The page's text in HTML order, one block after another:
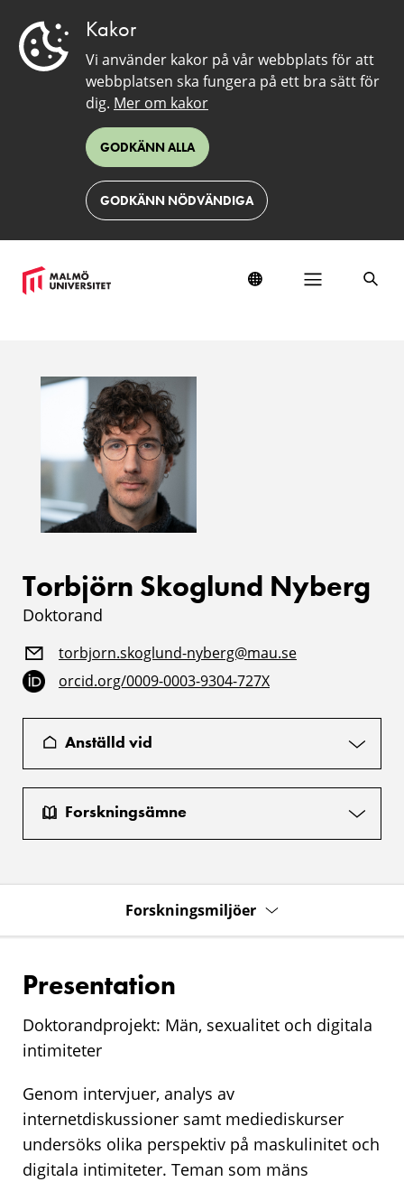
Kakor
Vi använder kakor på vår webbplats för att
webbplatsen ska fungera på ett bra sätt för
dig. Mer om kakor
GODKÄNN ALLA
GODKÄNN NÖDVÄNDIGA
Torbjörn Skoglund Nyberg
Doktorand
torbjorn.skoglund-nyberg@mau.se
orcid.org/0009-0003-9304-727X
Anställd vid
Forskningsämne
Forskningsmiljöer
Presentation
Doktorandprojekt: Män, sexualitet och digitala
intimiteter
Genom intervjuer, analys av
internetdiskussioner samt mediediskurser
undersöks olika perspektiv på maskulinitet och
digitala intimiteter. Teman som mäns